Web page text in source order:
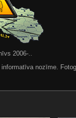
2006-..
nozīme.